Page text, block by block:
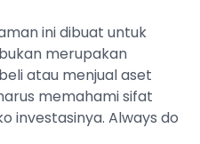
ini dibuat untuk
merupakan
atau menjual aset
memahami sifat
investasinya. Always do